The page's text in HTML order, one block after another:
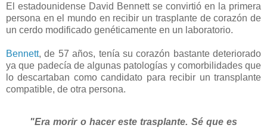
El estadounidense David Bennett se convirtió en la primera
persona en el mundo en recibir un trasplante de corazón de
un cerdo modificado genéticamente en un laboratorio.
Bennett, de 57 años, tenía su corazón bastante deteriorado
ya que padecía de algunas patologías y comorbilidades que
lo descartaban como candidato para recibir un transplante
compatible, de otra persona.
"Era morir o hacer este trasplante. Sé que es